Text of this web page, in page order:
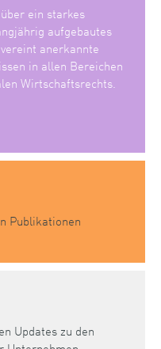
ein starkes
aufgebautes
anerkannte
in allen Bereichen
Wirtschaftsrechts.
Publikationen
Updates zu den